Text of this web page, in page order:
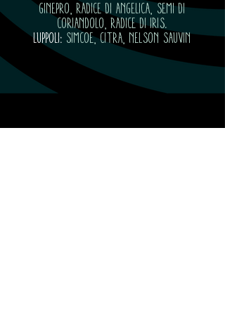
Ginepro, radice di angelica, semi di
coriandolo, radice di iris.
LUPPOLI: Simcoe, Citra, Nelson Sauvin